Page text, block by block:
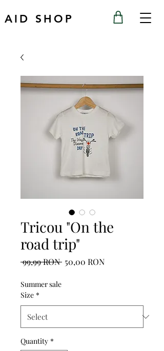
AID SHOP
Tricou "On the
road trip"
99,99 RON Regular
50,00 RONSale
Summer sale
Size *
Quantity *